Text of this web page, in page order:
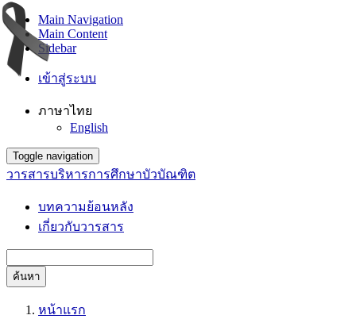
Main Navigation
Main Content
Sidebar
เข้าสู่ระบบ
ภาษาไทย
English
Toggle navigation
วารสารบริหารการศึกษาบัวบัณฑิต
บทความย้อนหลัง
เกี่ยวกับวารสาร
ค้นหา
หน้าแรก